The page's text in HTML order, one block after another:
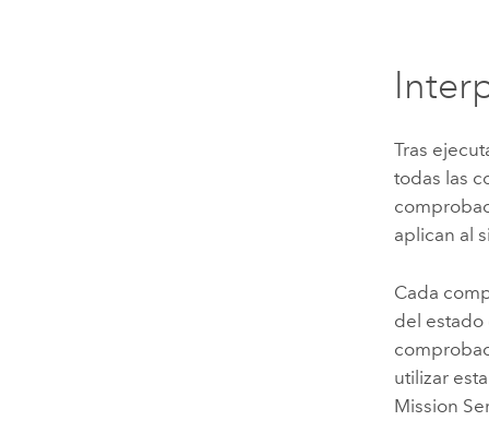
Tras
todas las
aplican al
Cada
del estado
utilizar
Mission